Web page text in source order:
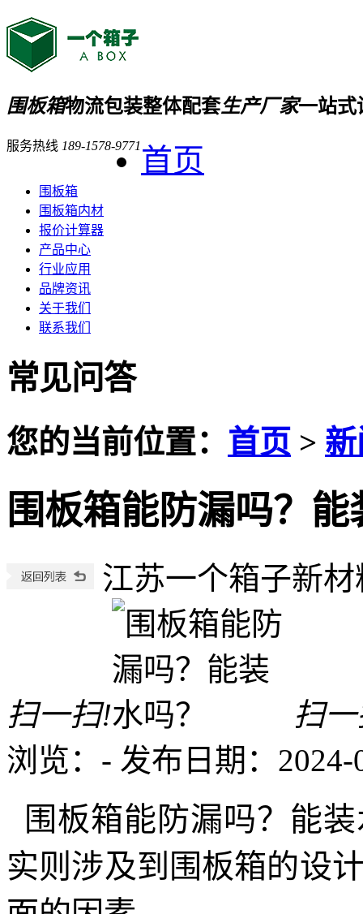
围板箱物流包装整体配套生产厂家一站式
服务热线 189-1578-9771 首页
围板箱
围板箱内材
报价计算器
产品中心
行业应用
品牌资讯
关于我们
联系我们
常见问答
您的当前位置： 首页 >
围板箱能防漏吗？能
江苏一个箱子新
扫一扫!
扫
浏览： - 发布日期：2024-
围板箱能防漏吗？能
实则涉及到围板箱的设